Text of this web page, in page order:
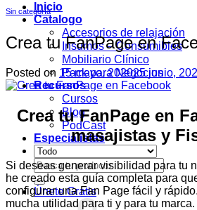
Inicio
Catalogo
Accesorios de relajación
Insumos – Consumibles
Mobiliario Clínico
Pack para Negocios
Recursos
Cursos
Blog
PodCast
Especialistas
Buscar
por:
Únete Gratis
Sin categoría
Crea tu FanPage en
Posted on 15 mayo, 202025 junio,
Crea tu FanPage en
masajistas y
Si deseas generar visibilidad para tu
he creado esta guía completa para
configurar una Fan Page fácil y
mucha utilidad para ti y para tu marca.